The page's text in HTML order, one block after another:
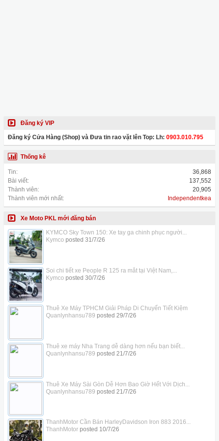
Đăng ký VIP
Đăng ký Cửa Hàng (Shop) và Đưa tin rao vặt lên Top: Lh: 0903.010.795
Thống kê
Tin:
36,868
Bài viết:
137,552
Thành viên:
20,905
Thành viên mới nhất:
Independentkea
Xe Moto PKL mới đăng bán
KYMCO Sky Town 150: Xe tay ga chinh phục người...
Kymco posted 31/7/26
Soi chi tiết xe People R 125 ra mắt tại Việt Nam,...
Kymco posted 30/7/26
Thuê Xe Máy TPHCM Giải Pháp Di Chuyển Tiết Kiệm
Quanlynhansu789 posted 29/7/26
Thuê xe máy Nha Trang dễ dàng hơn nếu bạn biết...
Quanlynhansu789 posted 21/7/26
Thuê Xe Máy Sài Gòn Dễ Hơn Bao Giờ Hết Với Dịch...
Quanlynhansu789 posted 21/7/26
ThanhMotor Cần Bán HarleyDavidson Iron 883 2016...
ThanhMotorposted 10/7/26